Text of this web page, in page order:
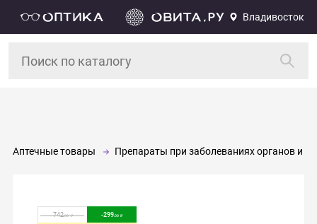
Владивосток
Аптечные товары Препараты при заболеваниях органов и
742.00 -299.00